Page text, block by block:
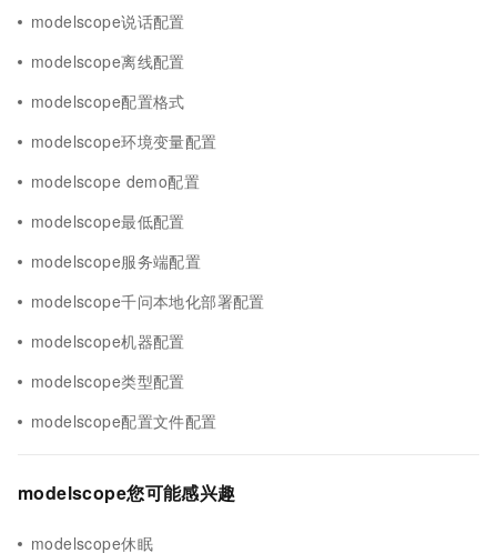
modelscope说话配置
modelscope离线配置
modelscope配置格式
modelscope环境变量配置
modelscope demo配置
modelscope最低配置
modelscope服务端配置
modelscope千问本地化部署配置
modelscope机器配置
modelscope类型配置
modelscope配置文件配置
modelscope您可能感兴趣
modelscope休眠